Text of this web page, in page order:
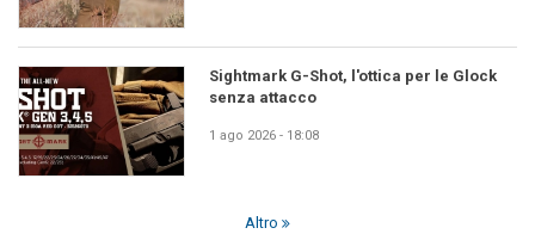
Sightmark G-Shot, l'ottica per le Glock
senza attacco
1 ago 2026 - 18:08
Altro